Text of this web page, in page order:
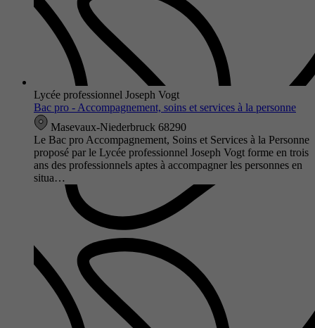
Lycée professionnel Joseph Vogt
Bac pro - Accompagnement, soins et services à la personne
Masevaux-Niederbruck 68290
Le Bac pro Accompagnement, Soins et Services à la Personne
proposé par le Lycée professionnel Joseph Vogt forme en trois
ans des professionnels aptes à accompagner les personnes en
situa…